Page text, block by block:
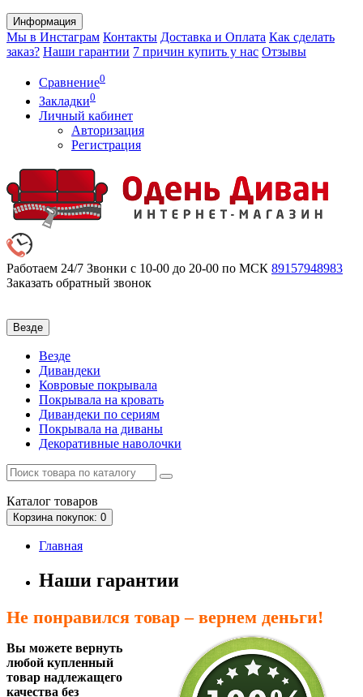
Информация
Мы в Инстаграм Контакты Доставка и Оплата Как сделать
заказ? Наши гарантии 7 причин купить у нас Отзывы
Сравнение0
Закладки0
Личный кабинет
Авторизация
Регистрация
Работаем 24/7 Звонки с 10-00 до 20-00 по МСК 89157948983
Заказать обратный звонок
Везде
Везде
Дивандеки
Ковровые покрывала
Покрывала на кровать
Дивандеки по сериям
Покрывала на диваны
Декоративные наволочки
Каталог товаров
Корзина покупок: 0
Главная
Наши гарантии
Не понравился товар – вернем деньги!
Вы можете вернуть
любой купленный
товар надлежащего
качества без